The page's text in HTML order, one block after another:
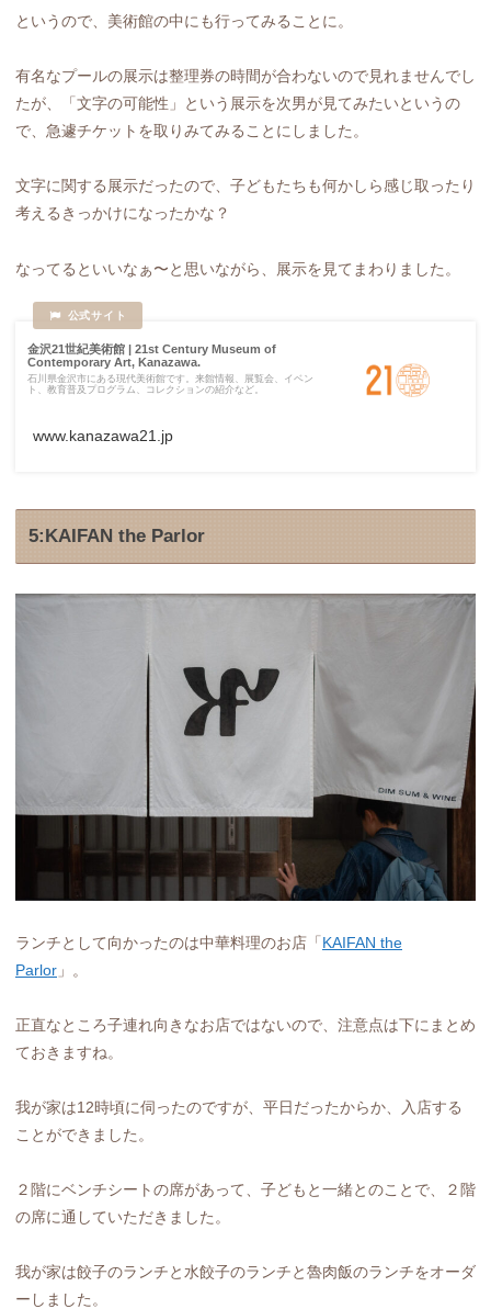
というので、美術館の中にも行ってみることに。
有名なプールの展示は整理券の時間が合わないので見れませんでし
たが、「文字の可能性」という展示を次男が見てみたいというの
で、急遽チケットを取りみてみることにしました。
文字に関する展示だったので、子どもたちも何かしら感じ取ったり
考えるきっかけになったかな？
なってるといいなぁ〜と思いながら、展示を見てまわりました。
金沢21世紀美術館 | 21st Century Museum of
Contemporary Art, Kanazawa.
石川県金沢市にある現代美術館です。来館情報、展覧会、イベン
ト、教育普及プログラム、コレクションの紹介など。
www.kanazawa21.jp
5:KAIFAN the Parlor
ランチとして向かったのは中華料理のお店「KAIFAN the
Parlor 」。
正直なところ子連れ向きなお店ではないので、注意点は下にまとめ
ておきますね。
我が家は12時頃に伺ったのですが、平日だったからか、入店する
ことができました。
２階にベンチシートの席があって、子どもと一緒とのことで、２階
の席に通していただきました。
我が家は餃子のランチと水餃子のランチと魯肉飯のランチをオーダ
ーしました。